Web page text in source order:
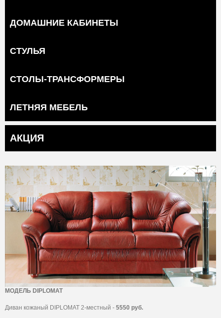
ДОМАШНИЕ КАБИНЕТЫ
СТУЛЬЯ
СТОЛЫ-ТРАНСФОРМЕРЫ
ЛЕТНЯЯ МЕБЕЛЬ
АКЦИЯ
МОДЕЛЬ DIPLOMAT
Диван кожаный DIPLOMAT 2-местный - 5550 руб.